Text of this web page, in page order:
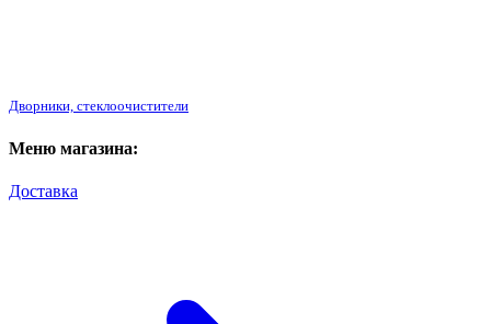
Дворники, стеклоочистители
Меню магазина:
Доставка